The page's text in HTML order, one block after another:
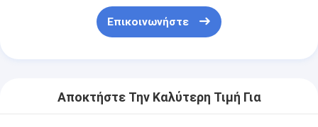
Επικοινωνήστε
Αποκτήστε Την Καλύτερη Τιμή Για